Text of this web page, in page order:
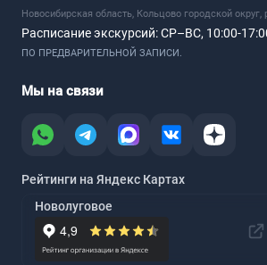
Новосибирская область, Кольцово городской округ,
Расписание экскурсий:СР–ВС, 10:00-
ПО ПРЕДВАРИТЕЛЬНОЙ ЗАПИСИ.
Мы на связи
Рейтинги на Яндекс Картах
Новолуговое